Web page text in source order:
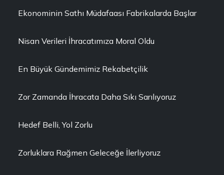
Ekonominin Sathı Müdafaası Fabrikalarda Başlar
Nisan Verileri İhracatımıza Moral Oldu
En Büyük Gündemimiz Rekabetçilik
Zor Zamanda İhracata Daha Sıkı Sarılıyoruz
Hedef Belli, Yol Zorlu
Zorluklara Rağmen Geleceğe İlerliyoruz